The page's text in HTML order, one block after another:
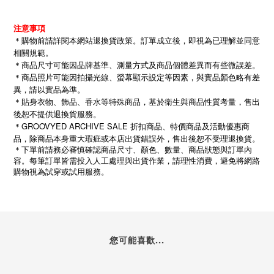
注意事項
＊購物前請詳閱本網站退換貨政策。訂單成立後，即視為已理解並同意
相關規範。
＊商品尺寸可能因品牌基準、測量方式及商品個體差異而有些微誤差。
＊商品照片可能因拍攝光線、螢幕顯示設定等因素，與實品顏色略有差
異，請以實品為準。
＊貼身衣物、飾品、香水等特殊商品，基於衛生與商品性質考量，售出
後恕不提供退換貨服務。
＊GROOVYED ARCHIVE SALE 折扣商品、特價商品及活動優惠商
品，除商品本身重大瑕疵或本店出貨錯誤外，售出後恕不受理退換貨。
＊下單前請務必審慎確認商品尺寸、顏色、數量、商品狀態與訂單內
容。每筆訂單皆需投入人工處理與出貨作業，請理性消費，避免將網路
購物視為試穿或試用服務。
您可能喜歡...